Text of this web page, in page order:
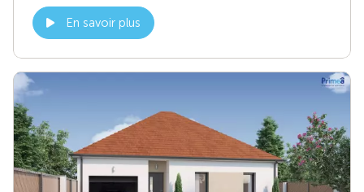
En savoir plus